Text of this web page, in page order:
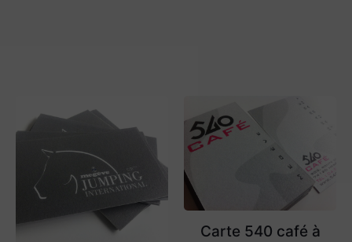
Carte 540 café à